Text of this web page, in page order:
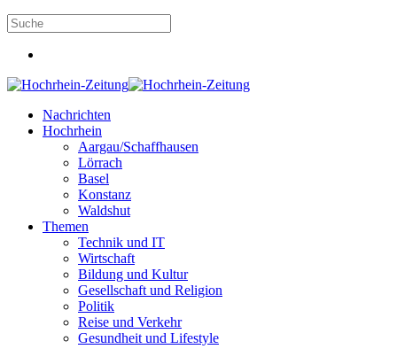
Nachrichten
Hochrhein
Aargau/Schaffhausen
Lörrach
Basel
Konstanz
Waldshut
Themen
Technik und IT
Wirtschaft
Bildung und Kultur
Gesellschaft und Religion
Politik
Reise und Verkehr
Gesundheit und Lifestyle